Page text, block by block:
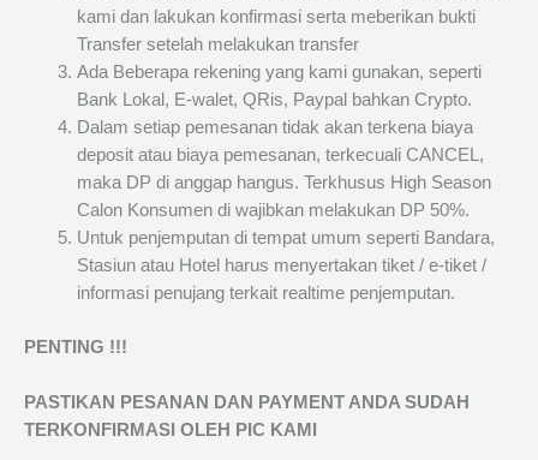
kami dan lakukan konfirmasi serta meberikan bukti
Transfer setelah melakukan transfer
Ada Beberapa rekening yang kami gunakan, seperti
Bank Lokal, E-walet, QRis, Paypal bahkan Crypto.
Dalam setiap pemesanan tidak akan terkena biaya
deposit atau biaya pemesanan, terkecuali CANCEL,
maka DP di anggap hangus. Terkhusus High Season
Calon Konsumen di wajibkan melakukan DP 50%.
Untuk penjemputan di tempat umum seperti Bandara,
Stasiun atau Hotel harus menyertakan tiket / e-tiket /
informasi penujang terkait realtime penjemputan.
PENTING !!!
PASTIKAN PESANAN DAN PAYMENT ANDA SUDAH
TERKONFIRMASI OLEH PIC KAMI